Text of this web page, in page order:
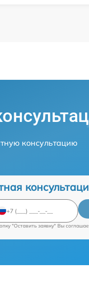
консультацию
"Оставить заявку" Вы